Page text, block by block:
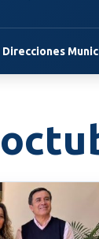
Direcciones